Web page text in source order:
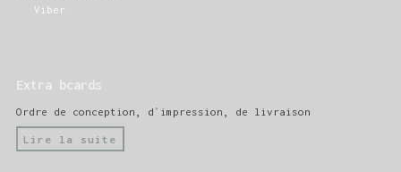
Viber
Extra bcards
Ordre de conception, d`impression, de livraison
Lire la suite